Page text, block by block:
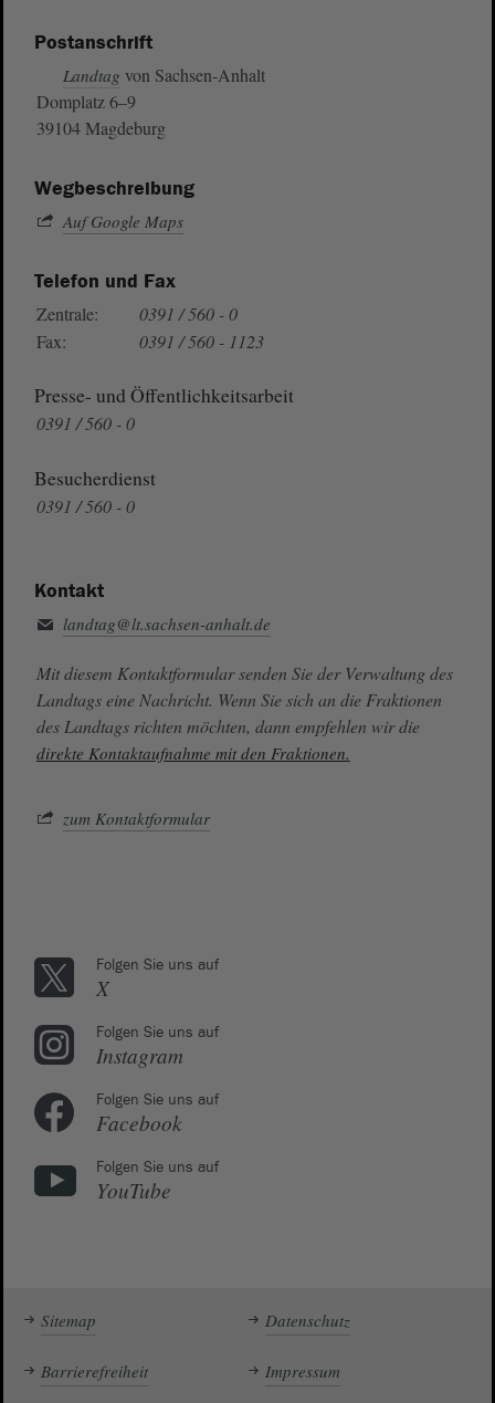
Postanschrift
Landtag von Sachsen-Anhalt
Domplatz 6–9
39104 Magdeburg
Wegbeschreibung
Auf Google Maps
Telefon und Fax
Zentrale:
0391 / 560 - 0
Fax:
0391 / 560 - 1123
Presse- und Öffentlichkeitsarbeit
0391 / 560 - 0
Besucherdienst
0391 / 560 - 0
Kontakt
landtag@lt.sachsen-anhalt.de
Mit diesem Kontaktformular senden Sie der Verwaltung des
Landtags eine Nachricht. Wenn Sie sich an die Fraktionen
des Landtags richten möchten, dann empfehlen wir die
direkte Kontaktaufnahme mit den Fraktionen.
zum Kontaktformular
Folgen Sie uns auf
X
Folgen Sie uns auf
Instagram
Folgen Sie uns auf
Facebook
Folgen Sie uns auf
YouTube
Sitemap Datenschutz
Barrierefreiheit Impressum